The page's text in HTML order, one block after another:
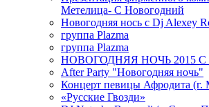
Метелица- С Новогодний
Новогодняя нось с Dj Alexey
группа Plazma
группа Plazma
НОВОГОДНЯЯ НОЧЬ 2015
After Party "Новогодняя ночь"
Концерт певицы Афродита (г.
«Русские Гвозди»